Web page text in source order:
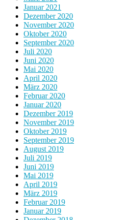
Januar 2021
Dezember 2020
November 2020
Oktober 2020
September 2020
Juli 2020
Juni 2020
Mai 2020
April 2020
März 2020
Februar 2020
Januar 2020
Dezember 2019
November 2019
Oktober 2019
September 2019
August 2019
Juli 2019
Juni 2019
Mai 2019
April 2019
März 2019
Februar 2019
Januar 2019